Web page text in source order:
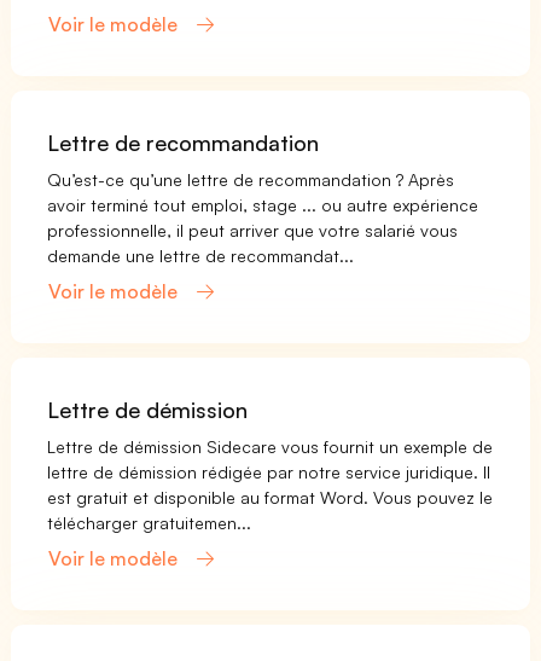
Voir le modèle
Lettre de recommandation
Qu’est-ce qu’une lettre de recommandation ? Après
avoir terminé tout emploi, stage ... ou autre expérience
professionnelle, il peut arriver que votre salarié vous
demande une lettre de recommandat...
Voir le modèle
Lettre de démission
Lettre de démission Sidecare vous fournit un exemple de
lettre de démission rédigée par notre service juridique. Il
est gratuit et disponible au format Word. Vous pouvez le
télécharger gratuitemen...
Voir le modèle